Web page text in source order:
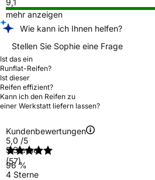
mehr anzeigen
Wie kann ich Ihnen helfen?
Stellen Sie Sophie eine Frage
Ist das ein
Runflat-Reifen?
Ist dieser
Reifen effizient?
Kann ich den Reifen zu
einer Werkstatt liefern lassen?
Kundenbewertungen
5,0 /5
(57)
5 Sterne
96 %
4 Sterne